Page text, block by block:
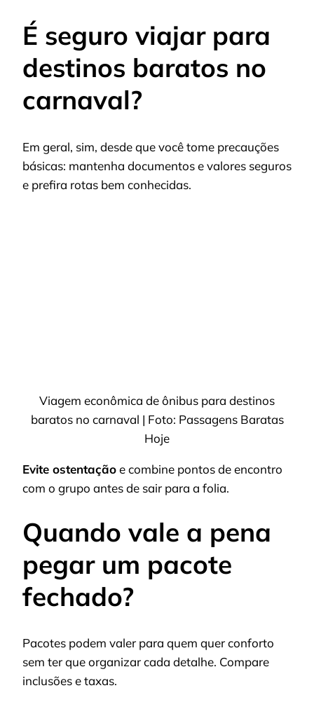
É seguro viajar para
destinos baratos no
carnaval?
Em geral, sim, desde que você tome precauções
básicas: mantenha documentos e valores seguros
e prefira rotas bem conhecidas.
Viagem econômica de ônibus para destinos
baratos no carnaval | Foto: Passagens Baratas
Hoje
Evite ostentaçãoe combine pontos de encontro
com o grupo antes de sair para a folia.
Quando vale a pena
pegar um pacote
fechado?
Pacotes podem valer para quem quer conforto
sem ter que organizar cada detalhe. Compare
inclusões e taxas.